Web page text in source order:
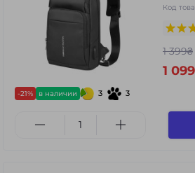
-21% в наличии 3 3
Код
1 399₴
1